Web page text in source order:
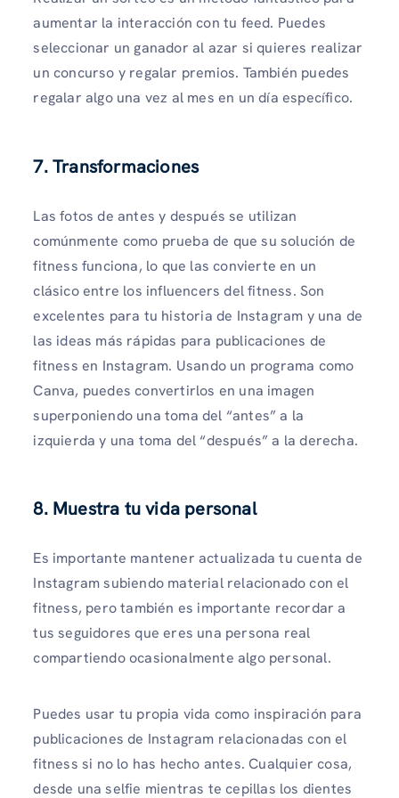
aumentar la interacción con tu feed. Puedes
seleccionar un ganador al azar si quieres realizar
un concurso y regalar premios. También puedes
regalar algo una vez al mes en un día específico.
7. Transformaciones
Las fotos de antes y después se utilizan
comúnmente como prueba de que su solución de
fitness funciona, lo que las convierte en un
clásico entre los influencers del fitness. Son
excelentes para tu historia de Instagram y una de
las ideas más rápidas para publicaciones de
fitness en Instagram. Usando un programa como
Canva, puedes convertirlos en una imagen
superponiendo una toma del “antes” a la
izquierda y una toma del “después” a la derecha.
8. Muestra tu vida personal
Es importante mantener actualizada tu cuenta de
Instagram subiendo material relacionado con el
fitness, pero también es importante recordar a
tus seguidores que eres una persona real
compartiendo ocasionalmente algo personal.
Puedes usar tu propia vida como inspiración para
publicaciones de Instagram relacionadas con el
fitness si no lo has hecho antes. Cualquier cosa,
desde una selfie mientras te cepillas los dientes